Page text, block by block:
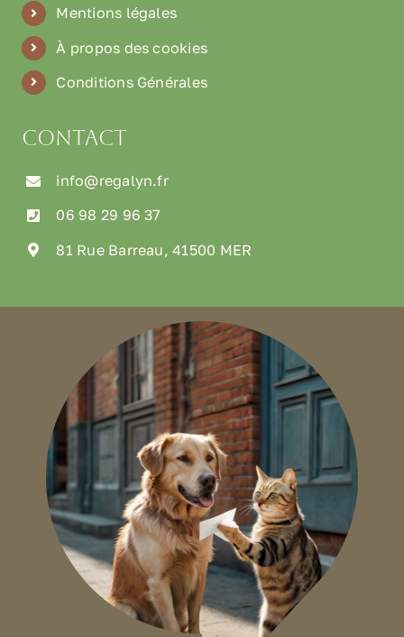
Mentions légales
À propos des cookies
Conditions Générales
Contact
info@regalyn.fr
06 98 29 96 37
81 Rue Barreau, 41500 MER